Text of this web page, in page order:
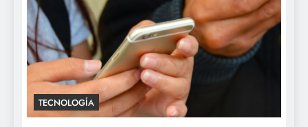
TECNOLOGÍA